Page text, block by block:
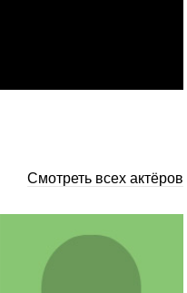
Смотреть всех актёров